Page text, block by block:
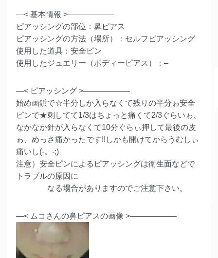
—< 基本情報 >——————
ピアッシングの部位：鼻ピアス
ピアッシングの方法（場所）：セルフピアッシング
使用した道具：安全ピン
使用したジュエリー（ボディーピアス）：–
—< ピアッシング >——————
始め画鋲で☆半分しか入らなくて残りの半分ゎ安全
ピンで★刺してて1/3はちょっと痛くて2/3ぐらいゎ、
なかなか針が入らなくて10分ぐらぃ押して最後の皮
ゎ、めっさ痛かったです!!しかも開けてからうむしぃ
痛いし(-。-;)
注意）安全ピンによるピアッシングは衛生面などで
トラブルの原因に
なる場合がありますのでご注意下さい。
—< ムコさんの鼻ピアスの画像 >——————